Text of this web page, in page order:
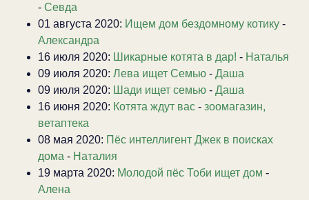
- Севда
01 августа 2020: Ищем дом бездомному котику -
Александра
16 июля 2020: Шикарные котята в дар! - Наталья
09 июля 2020: Лева ищет Семью - Даша
09 июля 2020: Шади ищет семью - Даша
16 июня 2020: Котята ждут вас - зоомагазин,
ветаптека
08 мая 2020: Пёс интеллигент Джек в поисках
дома - Наталия
19 марта 2020: Молодой пёс Тоби ищет дом -
Алена